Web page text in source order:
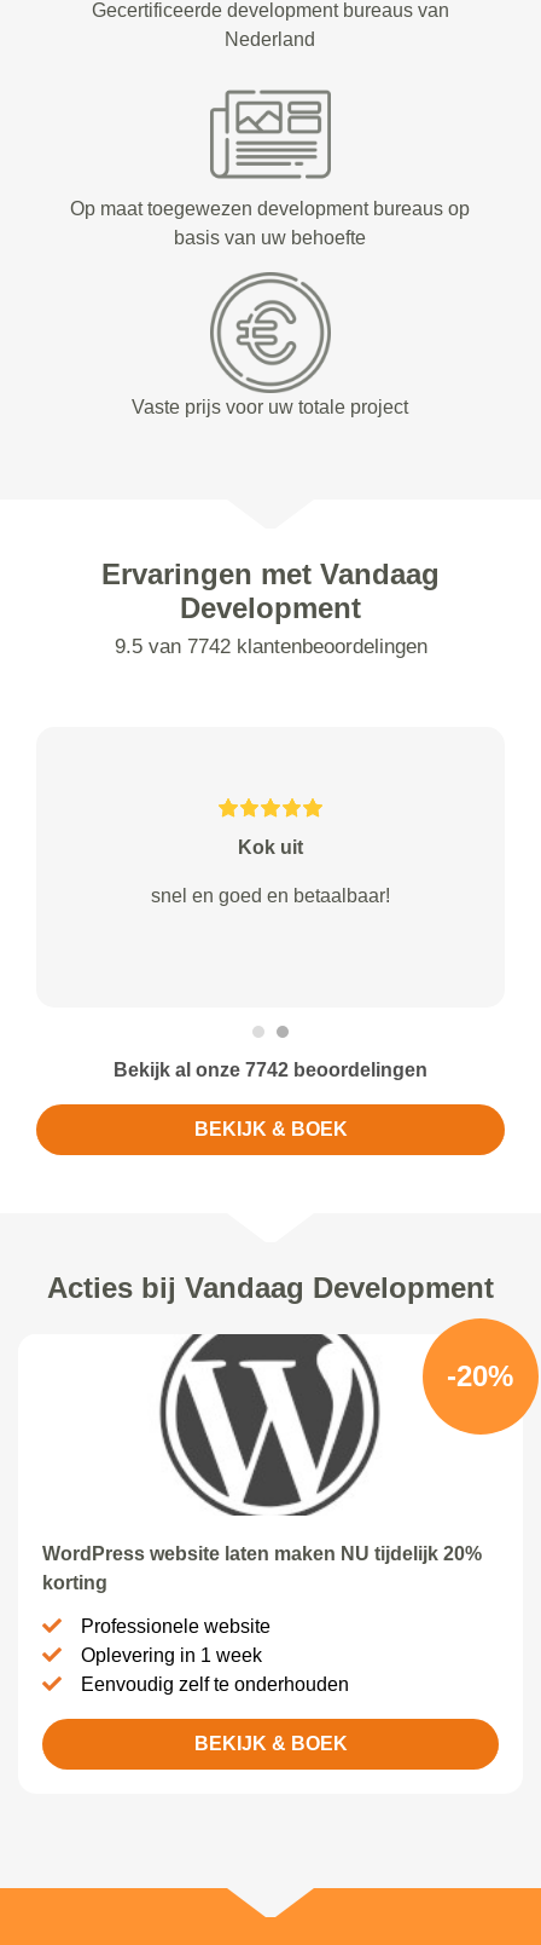
Gecertificeerde development bureaus van
Nederland
Op maat toegewezen development bureaus op
basis van uw behoefte
Vaste prijs voor uw totale project
Ervaringen met Vandaag
Development
9.5 van 7742 klantenbeoordelingen
Kok uit
snel en goed en betaalbaar!
Bekijk al onze 7742 beoordelingen
BEKIJK & BOEK
Acties bij Vandaag Development
-20%
WordPress website laten maken NU tijdelijk 20%
korting
Professionele website
Oplevering in 1 week
Eenvoudig zelf te onderhouden
BEKIJK & BOEK